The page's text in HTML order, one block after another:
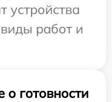
устройства
работ и
готовности